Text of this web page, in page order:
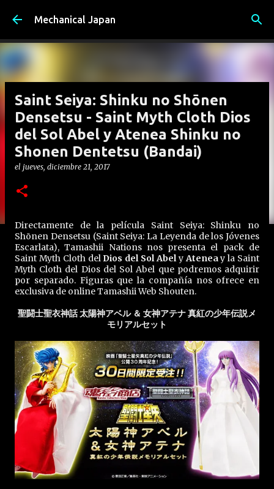
Ir al contenido principal
Mechanical Japan
Saint Seiya: Shinku no Shōnen
Densetsu - Saint Myth Cloth Dios
del Sol Abel y Atenea Shinku no
Shonen Dentetsu (Bandai)
el jueves, diciembre 21, 2017
Directamente de la película Saint Seiya: Shinku no
Shōnen Densetsu (Saint Seiya: La Leyenda de los Jóvenes
Escarlata), Tamashii Nations nos presenta el pack de
Saint Myth Cloth delDios del Sol AbelyAteneay la Saint
Myth Cloth del Dios del Sol Abel que podremos adquirir
por separado. Figuras que la compañía nos ofrece en
exclusiva de online Tamashii Web Shouten.
聖闘士聖衣神話 太陽神アベル ＆ 女神アテナ 真紅の少年伝説メ
モリアルセット